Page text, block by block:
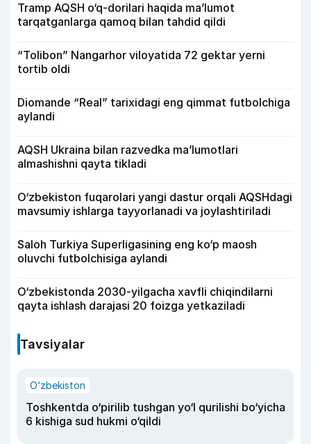
Tramp AQSH o‘q-dorilari haqida ma’lumot
tarqatganlarga qamoq bilan tahdid qildi
“Tolibon” Nangarhor viloyatida 72 gektar yerni
tortib oldi
Diomande “Real” tarixidagi eng qimmat futbolchiga
aylandi
AQSH Ukraina bilan razvedka ma’lumotlari
almashishni qayta tikladi
O‘zbekiston fuqarolari yangi dastur orqali AQSHdagi
mavsumiy ishlarga tayyorlanadi va joylashtiriladi
Saloh Turkiya Superligasining eng ko‘p maosh
oluvchi futbolchisiga aylandi
O‘zbekistonda 2030-yilgacha xavfli chiqindilarni
qayta ishlash darajasi 20 foizga yetkaziladi
Tavsiyalar
O‘zbekiston
Toshkentda o‘pirilib tushgan yo‘l qurilishi bo‘yicha
6 kishiga sud hukmi o‘qildi